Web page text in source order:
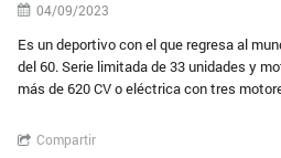
04/09/2023
Es un deportivo con el que regresa al
del 60. Serie limitada de 33 unidades y
más de 620 CV o eléctrica con tres
Compartir